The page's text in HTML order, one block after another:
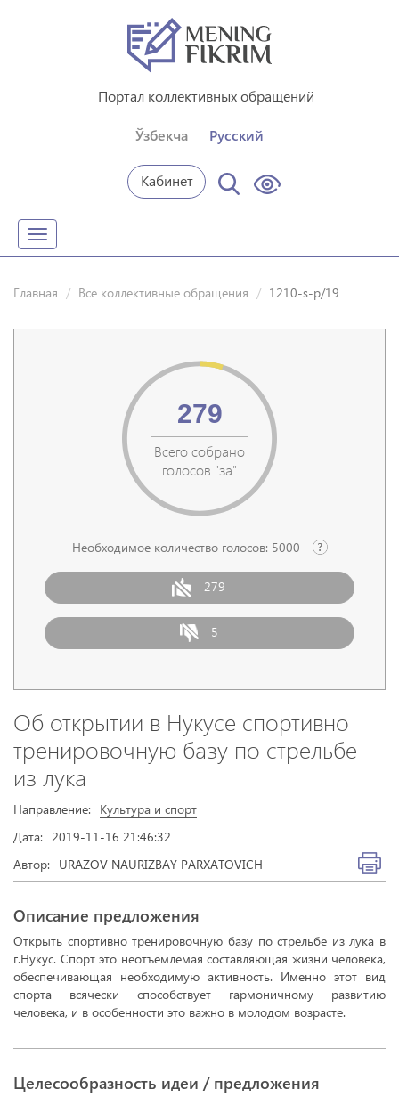
Портал коллективных обращений
Ўзбекча Русский
Кабинет
Toggle
navigation
Главная Все коллективные обращения 1210-s-p/19
Всего собрано
голосов "за"
279
Необходимое количество голосов: 5000
279
5
Об открытии в Нукусе спортивно
тренировочную базу по стрельбе
из лука
Направление: Культура и спорт
Дата: 2019-11-16 21:46:32
Автор: URAZOV NAURIZBAY PARXATOVICH
Описание предложения
Открыть спортивно тренировочную базу по стрельбе из лука в
г.Нукус. Спорт это неотъемлемая составляющая жизни человека,
обеспечивающая необходимую активность. Именно этот вид
спорта всячески способствует гармоничному развитию
человека, и в особенности это важно в молодом возрасте.
Целесообразность идеи / предложения